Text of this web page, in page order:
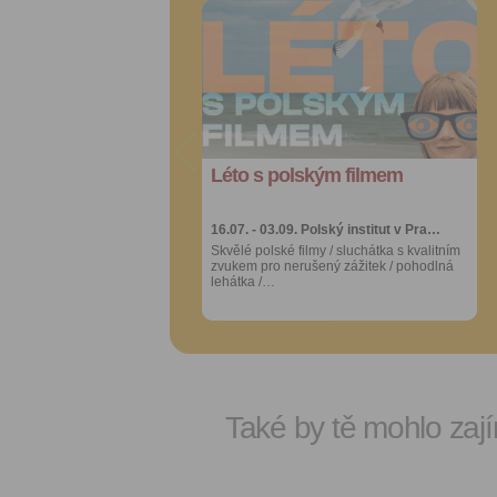
Léto s polským filmem
16.07. - 03.09. Polský institut v Pra…
Skvělé polské filmy / sluchátka s kvalitním
zvukem pro nerušený zážitek / pohodlná
lehátka /…
Přidat do
oblíbených
Sdílet:
Facebook
export do
kalendáře
Více výhod pro
Léto s polským filmem
16.07. - 03.09. Polský institut v Pra…
Skvělé polské filmy / sluchátka s kvalitním
zvukem pro nerušený zážitek / pohodlná
lehátka /…
Přidat do
oblíbených
Sdílet:
Facebook
export do
kalendáře
Více výhod pro
Také by tě mohlo